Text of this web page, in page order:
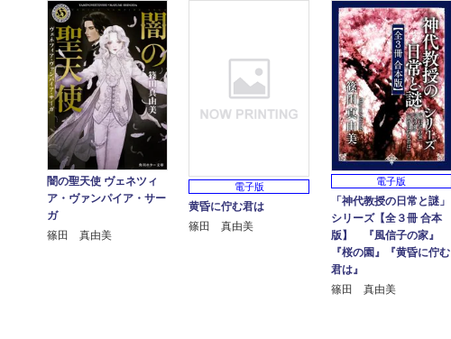
闇の聖天使 ヴェネツィ
ア・ヴァンパイア・サー
ガ
篠田 真由美
電子版
黄昏に佇む君は
篠田 真由美
電子版
「神代教授の日常と謎」
シリーズ【全３冊 合本
版】 『風信子の家』
『桜の園』『黄昏に佇む
君は』
篠田 真由美